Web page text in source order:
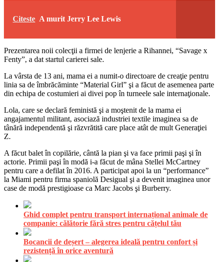
Citeste A murit Jerry Lee Lewis
Prezentarea noii colecţii a firmei de lenjerie a Rihannei, “Savage x
Fenty”, a dat startul carierei sale.
La vârsta de 13 ani, mama ei a numit-o directoare de creaţie pentru
linia sa de îmbrăcăminte “Material Girl” şi a făcut de asemenea parte
din echipa de costumieri ai divei pop în turneele sale internaţionale.
Lola, care se declară feministă şi a moştenit de la mama ei
angajamentul militant, asociază industriei textile imaginea sa de
tânără independentă şi răzvrătită care place atât de mult Generaţiei
Z.
A făcut balet în copilărie, cântă la pian şi va face primii paşi şi în
actorie. Primii paşi în modă i-a făcut de mâna Stellei McCartney
pentru care a defilat în 2016. A participat apoi la un “performance”
la Miami pentru firma spaniolă Desigual şi a devenit imaginea unor
case de modă prestigioase ca Marc Jacobs şi Burberry.
Ghid complet pentru transport internațional animale de
companie: călătorie fără stres pentru cățelul tău
Bocancii de deșert – alegerea ideală pentru confort și
rezistență în orice aventură